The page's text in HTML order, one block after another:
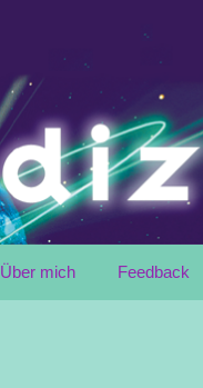
Über mich Feedback